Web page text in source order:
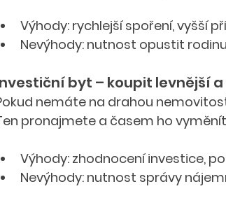
Výhody: rychlejší spoření, vyšší
Nevýhody: nutnost opustit
byt – koupit levnější
nemáte na drahou
pronajmete a časem ho
Výhody: zhodnocení investice,
Nevýhody: nutnost správy